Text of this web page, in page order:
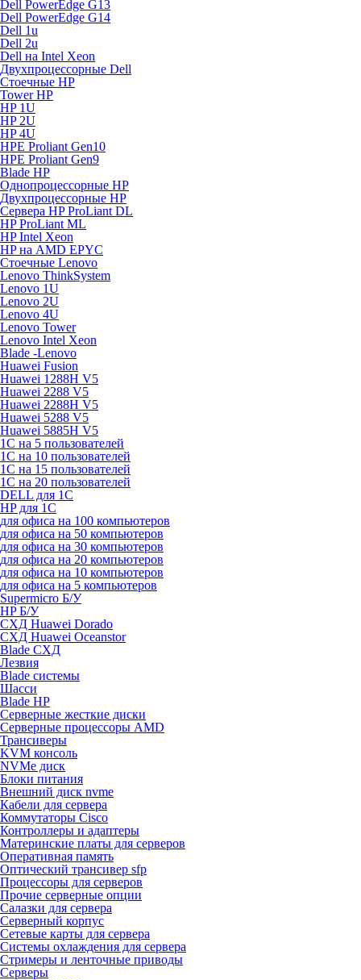
Dell PowerEdge G13
Dell PowerEdge G14
Dell 1u
Dell 2u
Dell на Intel Xeon
Двухпроцессорные Dell
Стоечные HP
Tower HP
HP 1U
HP 2U
HP 4U
HPE Proliant Gen10
HPE Proliant Gen9
Blade HP
Однопроцессорные HP
Двухпроцессорные HP
Сервера HP ProLiant DL
HP ProLiant ML
HP Intel Xeon
HP на AMD EPYC
Стоечные Lenovo
Lenovo ThinkSystem
Lenovo 1U
Lenovo 2U
Lenovo 4U
Lenovo Tower
Lenovo Intel Xeon
Blade -Lenovo
Huawei Fusion
Huawei 1288H V5
Huawei 2288 V5
Huawei 2288H V5
Huawei 5288 V5
Huawei 5885H V5
1С на 5 пользователей
1С на 10 пользователей
1С на 15 пользователей
1С на 20 пользователей
DELL для 1С
HP для 1С
для офиса на 100 компьютеров
для офиса на 50 компьютеров
для офиса на 30 компьютеров
для офиса на 20 компьютеров
для офиса на 10 компьютеров
для офиса на 5 компьютеров
Supermicro Б/У
HP Б/У
СХД Huawei Dorado
СХД Huawei Oceanstor
Blade СХД
Лезвия
Blade системы
Шасси
Blade HP
Серверные жесткие диски
Серверные процессоры AMD
Трансиверы
KVM консоль
NVMe диск
Блоки питания
Внешний диск nvme
Кабели для сервера
Коммутаторы Cisco
Контроллеры и адаптеры
Материнские платы для серверов
Оперативная память
Оптический трансивер sfp
Процессоры для серверов
Прочие серверные опции
Салазки для сервера
Серверный корпус
Сетевые карты для сервера
Системы охлаждения для сервера
Стримеры и ленточные приводы
Серверы